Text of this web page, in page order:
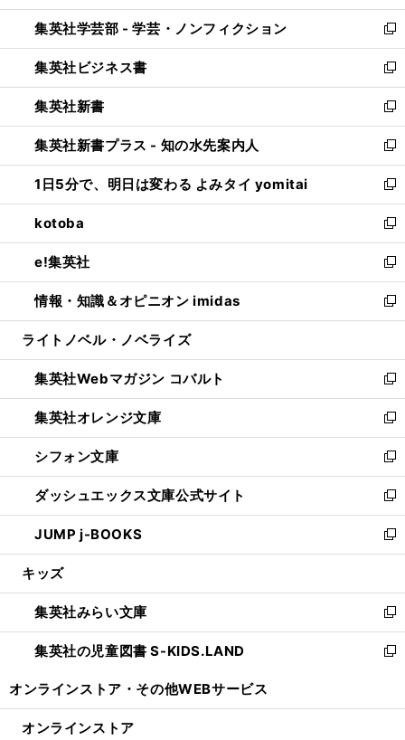
開
く
ウ
で
開
く
ン
ド
ウ
で
開
く
ウ
ィ
ン
ド
ウ
で
開
く
集英社学芸部 - 学芸・ノンフィクション
新
し
い
ウ
ィ
ン
ド
ウ
で
開
く
集英社ビジネス書
新
し
い
ウ
ィ
ン
ド
ウ
で
開
く
集英社新書
新
し
い
ウ
ィ
ン
ド
ウ
で
開
く
集英社新書プラス - 知の水先案内人
新
し
い
ウ
ィ
ン
ド
ウ
で
開
1日5分で、明日は変わる よみタイ yomitai
新
し
い
ウ
ィ
ン
ド
ウ
開
く
kotoba
新
し
い
ウ
ィ
ン
ウ
で
開
く
e!集英社
新
し
い
ウ
ン
ド
ウ
で
開
く
情報・知識＆オピニオン imidas
新
し
ウ
ィ
ン
ド
ウ
で
開
く
ライトノベル・ノベライズ
集英社Webマガジン コバルト
新
し
い
ウ
ィ
ン
ド
ウ
で
開
集英社オレンジ文庫
新
し
い
ウ
ィ
ン
ド
ウ
開
く
シフォン文庫
新
し
い
ウ
ィ
ン
ウ
で
開
く
ダッシュエックス文庫公式サイト
新
し
い
ウ
ン
ド
ウ
で
JUMP j-BOOKS
新
し
ウ
ィ
ン
ド
開
キッズ
集英社みらい文庫
新
し
い
ン
集英社の児童図書 S-KIDS.LAND
新
ウ
オンラインストア・ その他WEBサービス
オンラインストア